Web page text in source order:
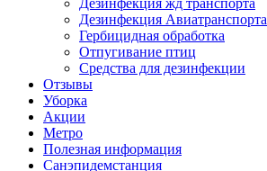
Дезинфекция жд транспорта
Дезинфекция Авиатранспорта
Гербицидная обработка
Отпугивание птиц
Средства для дезинфекции
Отзывы
Уборка
Акции
Метро
Полезная информация
Санэпидемстанция